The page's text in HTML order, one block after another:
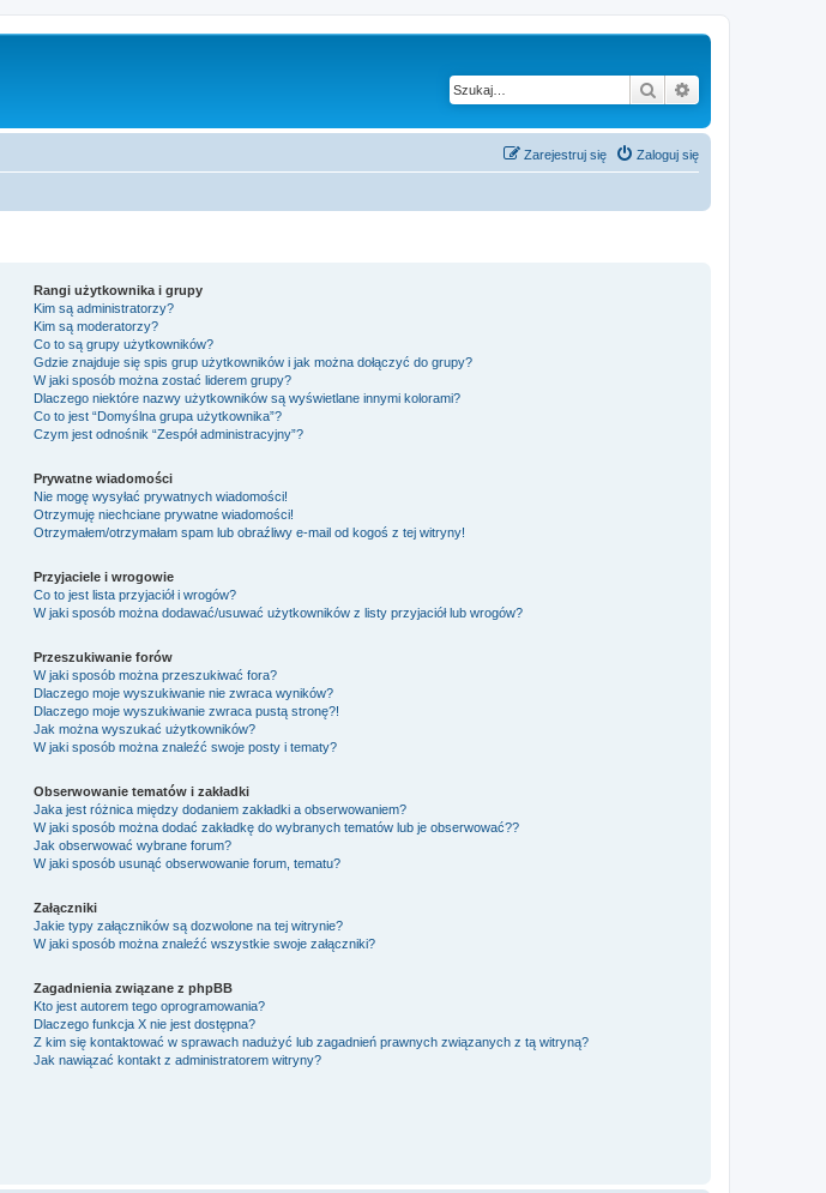
Szukaj
Zaloguj się
Zarejestruj się
Rangi użytkownika i grupy
Kim są administratorzy?
Kim są moderatorzy?
Co to są grupy użytkowników?
Gdzie znajduje się spis grup użytkowników i jak można dołączyć do grupy?
W jaki sposób można zostać liderem grupy?
Dlaczego niektóre nazwy użytkowników są wyświetlane innymi kolorami?
Co to jest “Domyślna grupa użytkownika”?
Czym jest odnośnik “Zespół administracyjny”?
Prywatne wiadomości
Nie mogę wysyłać prywatnych wiadomości!
Otrzymuję niechciane prywatne wiadomości!
Otrzymałem/otrzymałam spam lub obraźliwy e-mail od kogoś z tej witryny!
Przyjaciele i wrogowie
Co to jest lista przyjaciół i wrogów?
W jaki sposób można dodawać/usuwać użytkowników z listy przyjaciół lub wrogów?
Przeszukiwanie forów
W jaki sposób można przeszukiwać fora?
Dlaczego moje wyszukiwanie nie zwraca wyników?
Dlaczego moje wyszukiwanie zwraca pustą stronę?!
Jak można wyszukać użytkowników?
W jaki sposób można znaleźć swoje posty i tematy?
Obserwowanie tematów i zakładki
Jaka jest różnica między dodaniem zakładki a obserwowaniem?
W jaki sposób można dodać zakładkę do wybranych tematów lub je obserwować??
Jak obserwować wybrane forum?
W jaki sposób usunąć obserwowanie forum, tematu?
Załączniki
Jakie typy załączników są dozwolone na tej witrynie?
W jaki sposób można znaleźć wszystkie swoje załączniki?
Zagadnienia związane z phpBB
Kto jest autorem tego oprogramowania?
Dlaczego funkcja X nie jest dostępna?
Z kim się kontaktować w sprawach nadużyć lub zagadnień prawnych związanych z tą witryną?
Jak nawiązać kontakt z administratorem witryny?